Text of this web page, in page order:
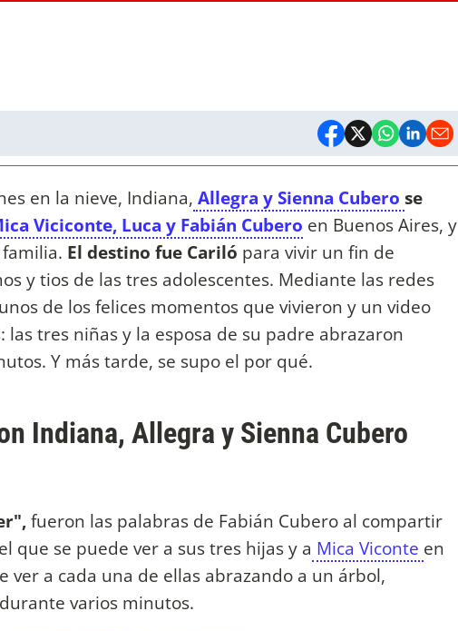
en la nieve, Indiana, Allegra y Sienna Cubero se
Viciconte, Luca y Fabián Cubero en Buenos Aires, y
El destino fue Cariló para vivir un fin de
y tios de las tres adolescentes. Mediante las redes
de los felices momentos que vivieron y un video
tres niñas y la esposa de su padre abrazaron
Y más tarde, se supo el por qué.
Indiana, Allegra y Sienna Cubero
fueron las palabras de Fabián Cubero al compartir
que se puede ver a sus tres hijas y a Mica Viconte en
ver a cada una de ellas abrazando a un árbol,
varios minutos.